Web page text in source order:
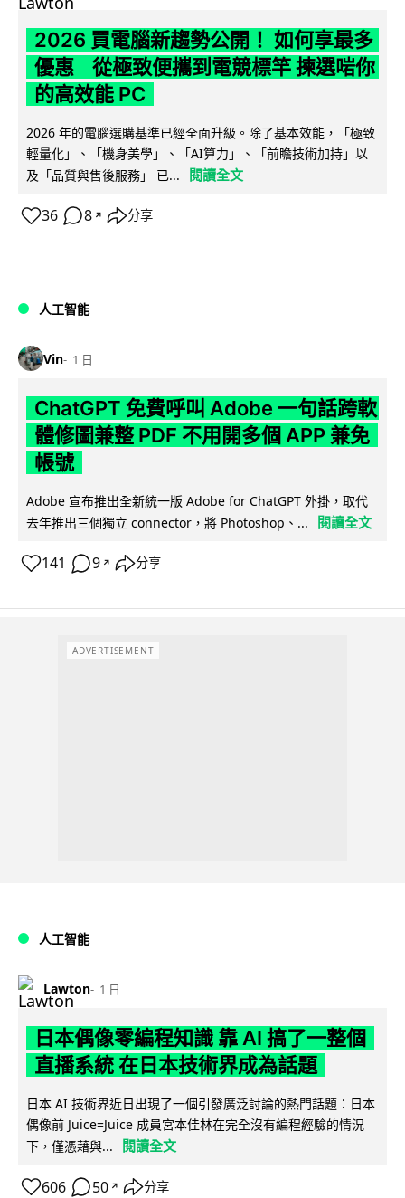
2026 買電腦新趨勢公開！ 如何享最多
優惠 從極致便攜到電競標竿 揀選啱你
的高效能 PC
2026 年的電腦選購基準已經全面升級。除了基本效能，「極致
輕量化」、「機身美學」、「AI算力」、「前瞻技術加持」以
及「品質與售後服務」 已...
閱讀全文
36 8 ↗ 分享
人工智能
Vin 1 日
ChatGPT 免費呼叫 Adobe 一句話跨軟
體修圖兼整 PDF 不用開多個 APP 兼免
帳號
Adobe 宣布推出全新統一版 Adobe for ChatGPT 外掛，取代
去年推出三個獨立 connector，將 Photoshop、...
閱讀全文
141 9 ↗ 分享
ADVERTISEMENT
人工智能
Lawton 1 日
日本偶像零編程知識 靠 AI 搞了一整個
直播系統 在日本技術界成為話題
日本 AI 技術界近日出現了一個引發廣泛討論的熱門話題：日本
偶像前 Juice=Juice 成員宮本佳林在完全沒有編程經驗的情況
下，僅憑藉與...
閱讀全文
606 50 ↗ 分享